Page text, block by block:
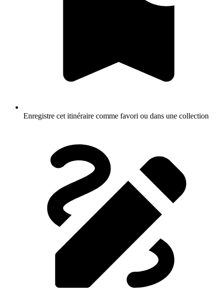
Enregistre cet itinéraire comme favori ou dans une collection